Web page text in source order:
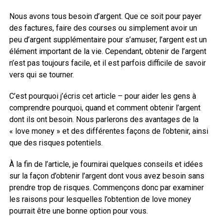
Nous avons tous besoin d’argent. Que ce soit pour payer
des factures, faire des courses ou simplement avoir un
peu d’argent supplémentaire pour s’amuser, l’argent est un
élément important de la vie. Cependant, obtenir de l’argent
n’est pas toujours facile, et il est parfois difficile de savoir
vers qui se tourner.
C’est pourquoi j’écris cet article – pour aider les gens à
comprendre pourquoi, quand et comment obtenir l’argent
dont ils ont besoin. Nous parlerons des avantages de la
« love money » et des différentes façons de l’obtenir, ainsi
que des risques potentiels.
À la fin de l’article, je fournirai quelques conseils et idées
sur la façon d’obtenir l’argent dont vous avez besoin sans
prendre trop de risques. Commençons donc par examiner
les raisons pour lesquelles l’obtention de love money
pourrait être une bonne option pour vous.